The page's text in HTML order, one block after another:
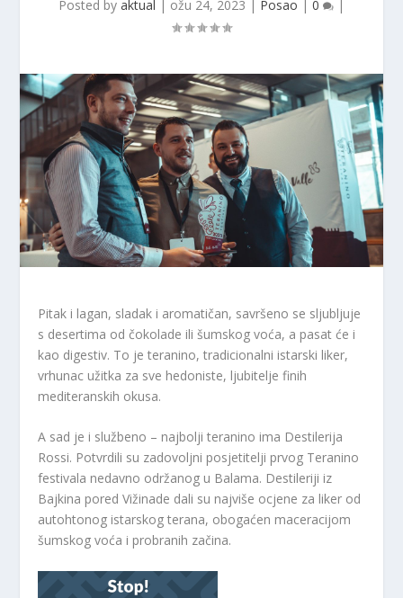
Posted by aktual | ožu 24, 2023 | Posao | 0 |
Pitak i lagan, sladak i aromatičan, savršeno se sljubljuje
s desertima od čokolade ili šumskog voća, a pasat će i
kao digestiv. To je teranino, tradicionalni istarski liker,
vrhunac užitka za sve hedoniste, ljubitelje finih
mediteranskih okusa.
A sad je i službeno – najbolji teranino ima Destilerija
Rossi. Potvrdili su zadovoljni posjetitelji prvog Teranino
festivala nedavno održanog u Balama. Destileriji iz
Bajkina pored Vižinade dali su najviše ocjene za liker od
autohtonog istarskog terana, obogaćen maceracijom
šumskog voća i probranih začina.